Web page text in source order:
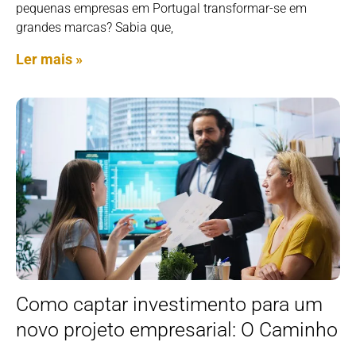
pequenas empresas em Portugal transformar-se em
grandes marcas? Sabia que,
Ler mais »
Como captar investimento para um
novo projeto empresarial: O Caminho